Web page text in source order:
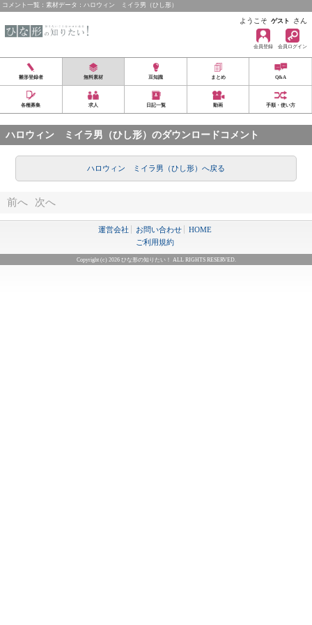
コメント一覧：素材データ：ハロウィン ミイラ男（ひし形）
ようこそ ゲスト さん
会員登録 会員ログイン
雛形登録者 無料素材 豆知識 まとめ Q&A
各種募集 求人 日記一覧 動画 手順・使い方
ハロウィン ミイラ男（ひし形）のダウンロードコメント
ハロウィン ミイラ男（ひし形）へ戻る
前へ 次へ
運営会社 お問い合わせ
HOME
ご利用規約
Copyright (c) 2026 ひな形の知りたい！ ALL RIGHTS RESERVED.